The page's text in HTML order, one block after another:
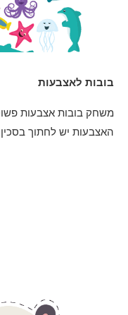
בובות לאצבעות
משחק בובות אצבעות
האצבעות יש לחתוך